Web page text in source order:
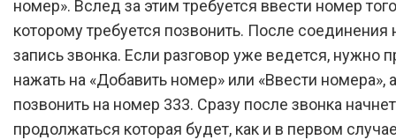
номер». Вслед за этим требуется ввести номер
которому требуется позвонить. После соединения
запись звонка. Если разговор уже ведется, нужно
нажать на «Добавить номер» или «Ввести номера»,
позвонить на номер 333. Сразу после звонка
продолжаться которая будет, как и в первом